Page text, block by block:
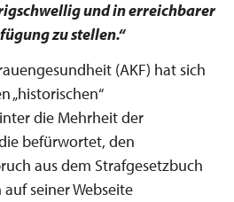
und in erreichbarer
zu stellen.“
(AKF) hat sich
„historischen“
die Mehrheit der
befürwortet, den
aus dem Strafgesetzbuch
seiner Webseite